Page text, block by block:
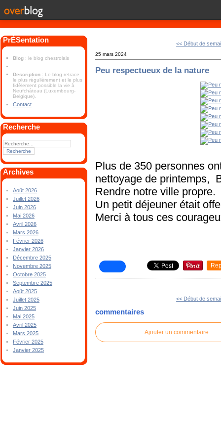
PrÉSentation
Blog : le blog chestrolais
Description : Le blog retrace
le plus régulièrement et le plus
fidèlement possible la vie à
Neufchâteau (Luxembourg-
Belgique).
Contact
Recherche
Archives
Août 2026
Juillet 2026
Juin 2026
Mai 2026
Avril 2026
Mars 2026
Février 2026
Janvier 2026
Décembre 2025
Novembre 2025
Octobre 2025
Septembre 2025
Août 2025
Juillet 2025
Juin 2025
Mai 2025
Avril 2025
Mars 2025
Février 2025
Janvier 2025
<< Début de
25 mars 2024
Peu respectueux de la nature
Plus de 350 personnes
nettoyage de printemps,
Rendre notre ville propre.
Un petit déjeuner était
Merci à tous ces
<< Début de
commentaires
Ajouter un commentaire